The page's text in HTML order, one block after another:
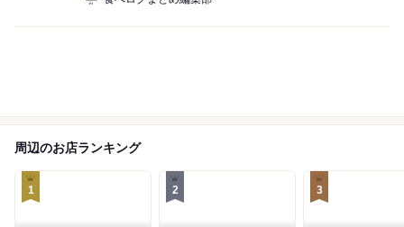
周辺のお店ランキング
1 2 3